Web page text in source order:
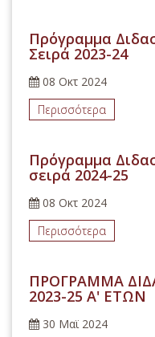
Πρόγραμμα
Σειρά 2023-24
08 Οκτ 2024
Περισσότερα
Πρόγραμμα
σειρά 2024-25
08 Οκτ 2024
Περισσότερα
ΠΡΟΓΡΑΜΜΑ
2023-25 Α' ΕΤΩΝ
30 Μαϊ 2024